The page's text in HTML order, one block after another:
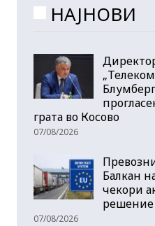
НАЈНОВИ
грата во Косово
07/08/2026
Балкан
чекори
решение
07/08/2026